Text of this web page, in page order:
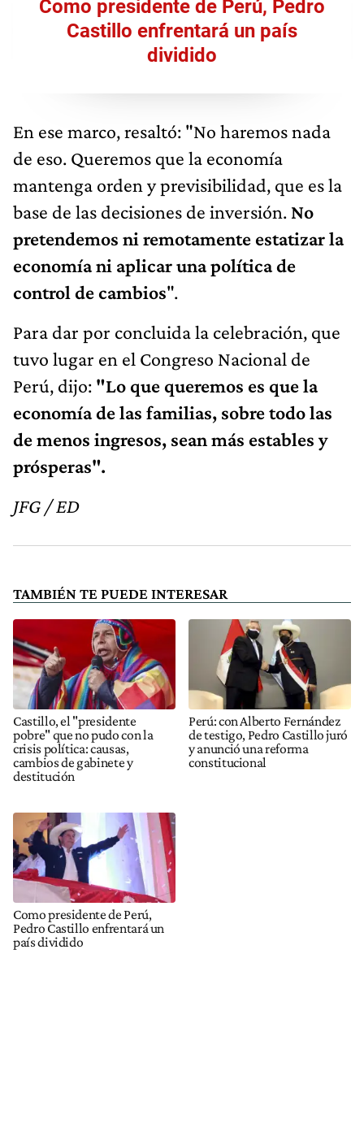
Como presidente de Perú, Pedro
Castillo enfrentará un país
dividido
En ese marco, resaltó: "No haremos nada
de eso. Queremos que la economía
mantenga orden y previsibilidad, que es la
base de las decisiones de inversión. No
pretendemos ni remotamente estatizar la
economía ni aplicar una política de
control de cambios".
Para dar por concluida la celebración, que
tuvo lugar en el Congreso Nacional de
Perú, dijo: "Lo que queremos es que la
economía de las familias, sobre todo las
de menos ingresos, sean más estables y
prósperas".
JFG / ED
TAMBIÉN TE PUEDE INTERESAR
Castillo, el "presidente
pobre" que no pudo con la
crisis política: causas,
cambios de gabinete y
destitución
Perú: con Alberto Fernández
de testigo, Pedro Castillo juró
y anunció una reforma
constitucional
Como presidente de Perú,
Pedro Castillo enfrentará un
país dividido